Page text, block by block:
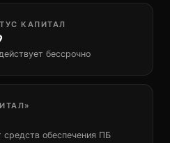
КАПИТАЛ
бессрочно
обеспечения ПБ